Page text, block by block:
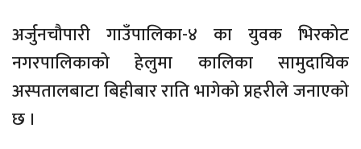
अर्जुनचौपारी गाउँपालिका-४ का युवक भिरकोट
नगरपालिकाको हेलुमा कालिका सामुदायिक
अस्पतालबाटा बिहीबार राति भागेको प्रहरीले जनाएको
छ ।